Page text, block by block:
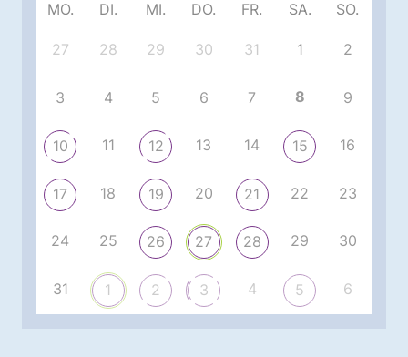
MO. DI. MI. DO. FR. SA. SO.
27 28 29 30 31 1 2
3 4 5 6 7 8 9
10 11 12 13 14 15 16
17 18 19 20 21 22 23
24 25 26 27 28 29 30
31 1 2 3 4 5 6